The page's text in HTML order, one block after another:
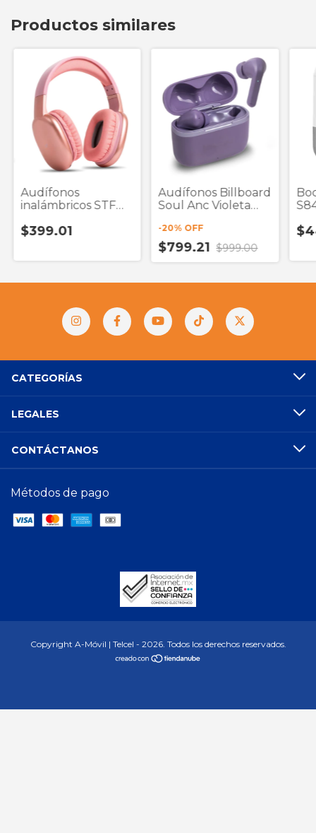
Productos similares
Audífonos
inalámbricos STF
diadema bluetooth
$399.01
Audífonos Billboard
Soul Anc Violeta
-20% OFF
$799.21 $999.00
CATEGORÍAS
LEGALES
CONTÁCTANOS
Métodos de pago
Copyright A-Móvil | Telcel - 2026. Todos los derechos reservados.